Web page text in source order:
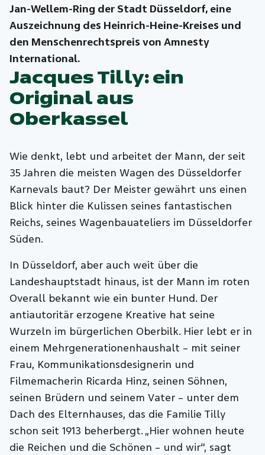
Jan-Wellem-Ring der Stadt Düsseldorf, eine
Auszeichnung des Heinrich-Heine-Kreises und
den Menschenrechtspreis von Amnesty
International.
Jacques Tilly: ein
Original aus
Oberkassel
Wie denkt, lebt und arbeitet der Mann, der seit
35 Jahren die meisten Wagen des Düsseldorfer
Karnevals baut? Der Meister gewährt uns einen
Blick hinter die Kulissen seines fantastischen
Reichs, seines Wagenbauateliers im Düsseldorfer
Süden.
In Düsseldorf, aber auch weit über die
Landeshauptstadt hinaus, ist der Mann im roten
Overall bekannt wie ein bunter Hund. Der
antiautoritär erzogene Kreative hat seine
Wurzeln im bürgerlichen Oberbilk. Hier lebt er in
einem Mehrgenerationenhaushalt – mit seiner
Frau, Kommunikationsdesignerin und
Filmemacherin Ricarda Hinz, seinen Söhnen,
seinen Brüdern und seinem Vater – unter dem
Dach des Elternhauses, das die Familie Tilly
schon seit 1913 beherbergt. „Hier wohnen heute
die Reichen und die Schönen – und wir“, sagt